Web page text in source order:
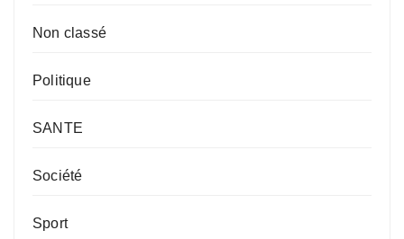
Non classé
Politique
SANTE
Société
Sport